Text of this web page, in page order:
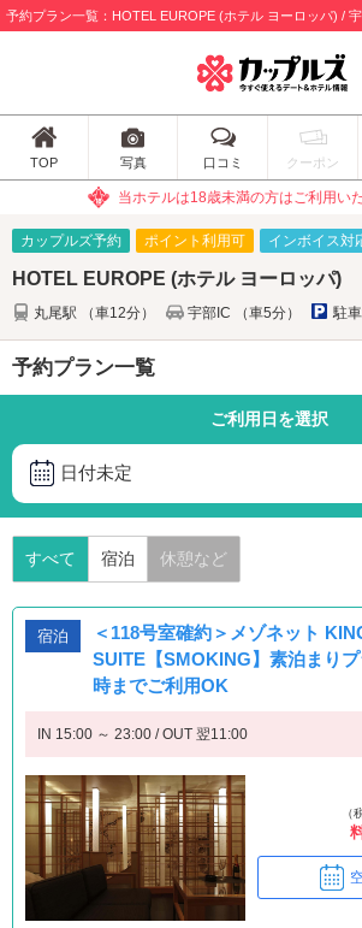
予約プラン一覧：HOTEL EUROPE (ホテル ヨーロッパ) /
TOP 写真 口コミ クーポン
当ホテルは18歳未満の方はご利用い
カップルズ予約 ポイント利用可 インボイス対
HOTEL EUROPE (ホテル ヨーロッパ)
丸尾駅 （車12分） 宇部IC （車5分） 駐
予約プラン一覧
ご利用日を選択
日付未定
すべて 宿泊 休憩など
宿泊
＜118号室確約＞メゾネット
SUITE【SMOKING】素泊まり
時までご利用OK
IN 15:00 ～ 23:00 / OUT 翌11:00
（